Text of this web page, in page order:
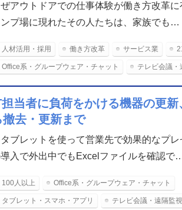
アウトドアでの仕事体験が働き方改革
ンプ場に現れたその人たちは、家族でも…
人材活用・採用 働き方改革 サービス業
Office系・グループウェア・チャット テレビ会議・
担当者に負荷をかける機器の更
撤去・更新まで
タブレットを使って営業先で効果的なプ
入で外出中でもExcelファイルを確認で
100人以上 Office系・グループウェア・チャット
タブレット・スマホ・アプリ テレビ会議・遠隔監視